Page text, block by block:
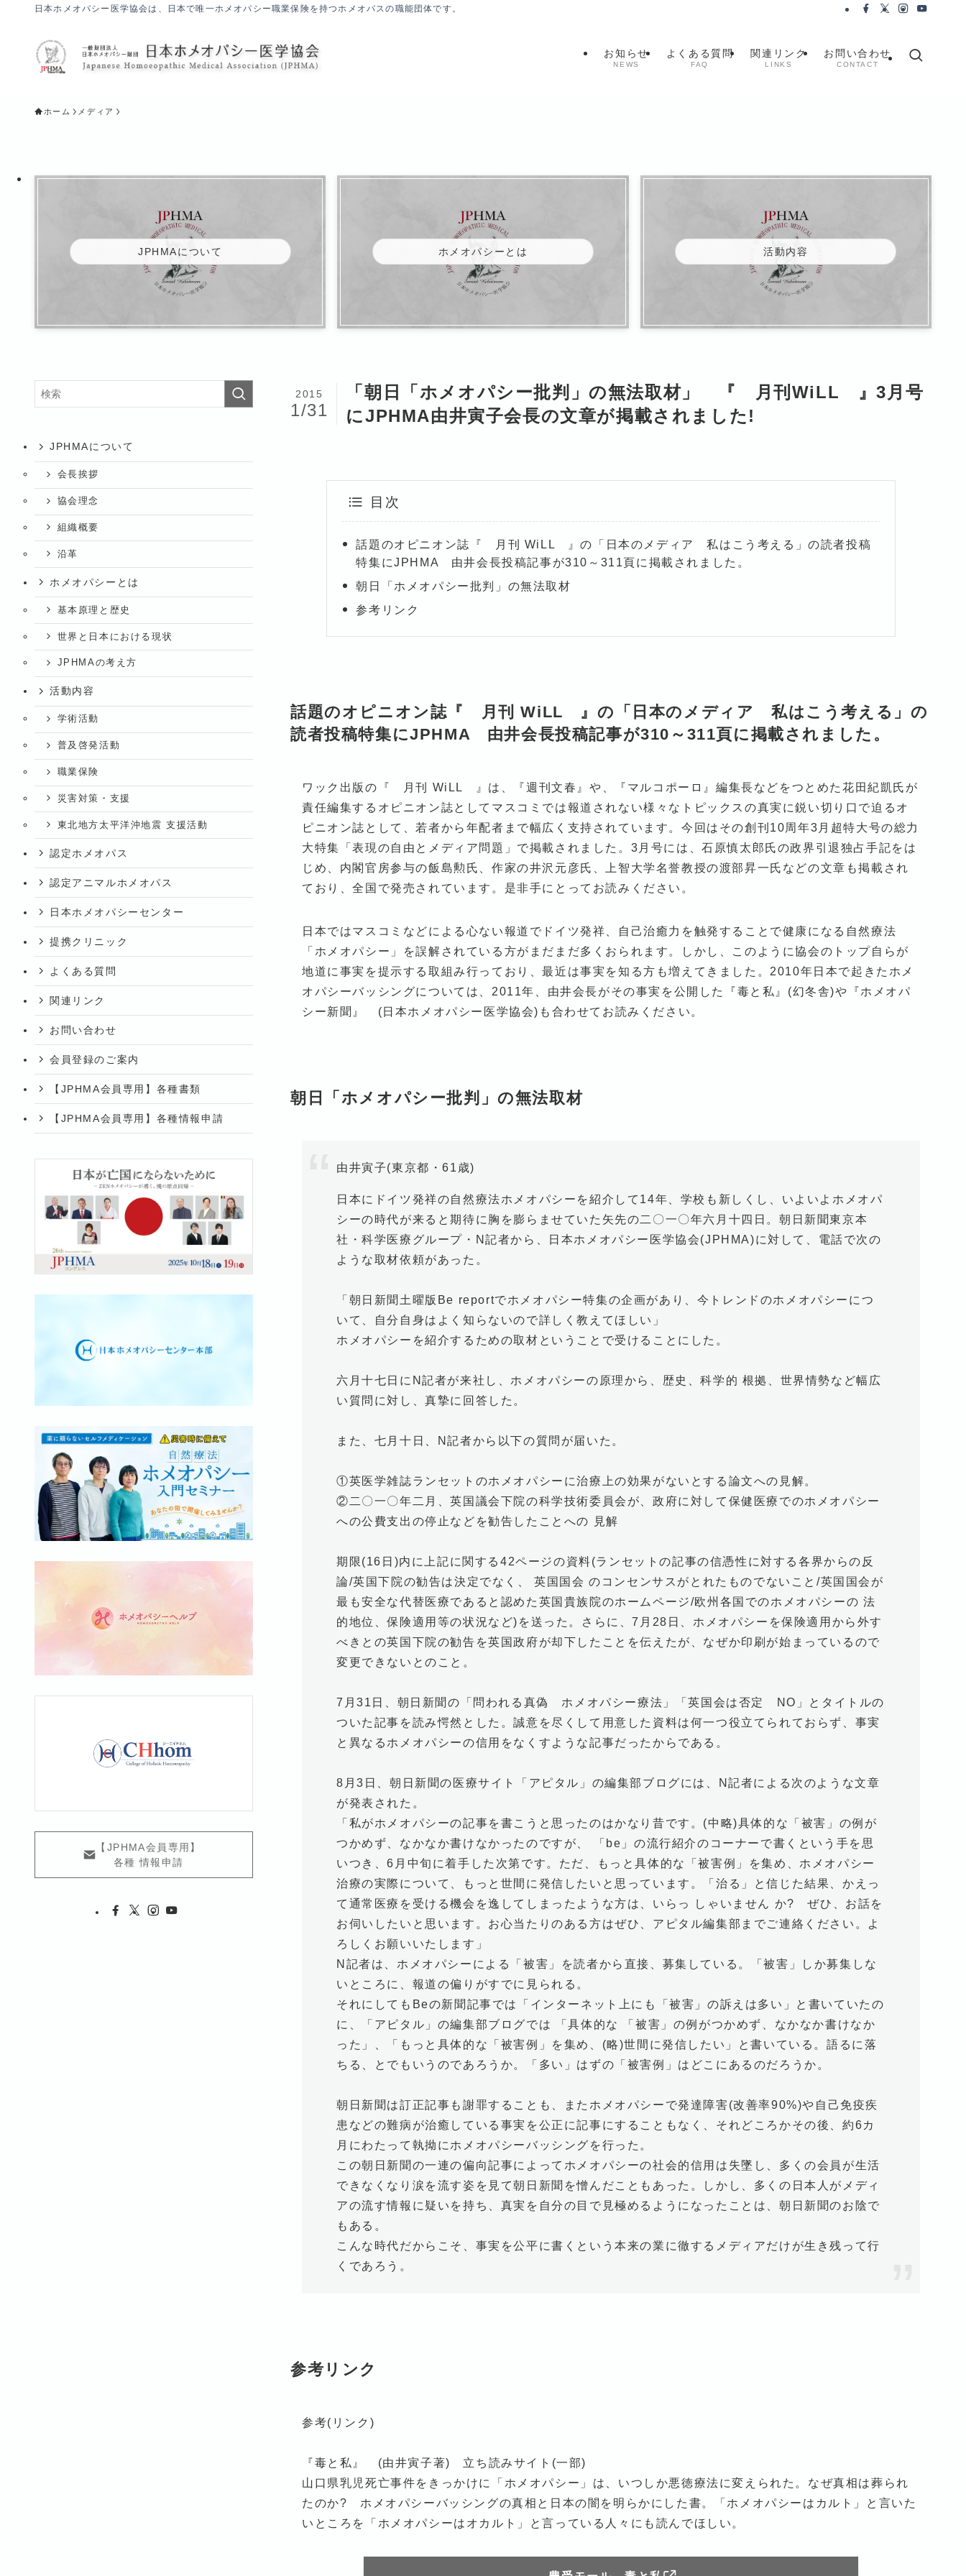
日本ホメオパシー医学協会は、日本で唯一ホメオパシー職業保険を持つホメオパスの職能団体です。
お知らせ
NEWS
よくある質問
FAQ
関連リンク
LINKS
お問い合わせ
CONTACT
ホーム メディア
JPHMAについて ホメオパシーとは 活動内容
「朝日「ホメオパシー批判」の無法取材」 『 月刊WiLL 』3月号
にJPHMA由井寅子会長の文章が掲載されました!
2015
1/31
目次
話題のオピニオン誌『 月刊 WiLL 』の「日本のメディア 私はこう考える」の読者投稿
特集にJPHMA 由井会長投稿記事が310～311頁に掲載されました。
朝日「ホメオパシー批判」の無法取材
参考リンク
話題のオピニオン誌『 月刊 WiLL 』の「日本のメディア 私はこう考える」の
読者投稿特集にJPHMA 由井会長投稿記事が310～311頁に掲載されました。
ワック出版の『 月刊 WiLL 』は、『週刊文春』や、『マルコポーロ』編集長などをつとめた花田紀凱氏が
責任編集するオピニオン誌としてマスコミでは報道されない様々なトピックスの真実に鋭い切り口で迫るオ
ピニオン誌として、若者から年配者まで幅広く支持されています。今回はその創刊10周年3月超特大号の総力
大特集「表現の自由とメディア問題」で掲載されました。3月号には、石原慎太郎氏の政界引退独占手記をは
じめ、内閣官房参与の飯島勲氏、作家の井沢元彦氏、上智大学名誉教授の渡部昇一氏などの文章も掲載され
ており、全国で発売されています。是非手にとってお読みください。
日本ではマスコミなどによる心ない報道でドイツ発祥、自己治癒力を触発することで健康になる自然療法
「ホメオパシー」を誤解されている方がまだまだ多くおられます。しかし、このように協会のトップ自らが
地道に事実を提示する取組み行っており、最近は事実を知る方も増えてきました。2010年日本で起きたホメ
オパシーバッシングについては、2011年、由井会長がその事実を公開した『毒と私』(幻冬舎)や『ホメオパ
シー新聞』 (日本ホメオパシー医学協会)も合わせてお読みください。
朝日「ホメオパシー批判」の無法取材
由井寅子(東京都・61歳)
日本にドイツ発祥の自然療法ホメオパシーを紹介して14年、学校も新しくし、いよいよホメオパ
シーの時代が来ると期待に胸を膨らませていた矢先の二〇一〇年六月十四日。朝日新聞東京本
社・科学医療グループ・N記者から、日本ホメオパシー医学協会(JPHMA)に対して、電話で次の
ような取材依頼があった。
「朝日新聞土曜版Be reportでホメオパシー特集の企画があり、今トレンドのホメオパシーにつ
いて、自分自身はよく知らないので詳しく教えてほしい」
ホメオパシーを紹介するための取材ということで受けることにした。
六月十七日にN記者が来社し、ホメオパシーの原理から、歴史、科学的 根拠、世界情勢など幅広
い質問に対し、真摯に回答した。
また、七月十日、N記者から以下の質問が届いた。
①英医学雑誌ランセットのホメオパシーに治療上の効果がないとする論文への見解。
②二〇一〇年二月、英国議会下院の科学技術委員会が、政府に対して保健医療でのホメオパシー
への公費支出の停止などを勧告したことへの 見解
期限(16日)内に上記に関する42ページの資料(ランセットの記事の信憑性に対する各界からの反
論/英国下院の勧告は決定でなく、 英国国会 のコンセンサスがとれたものでないこと/英国国会が
最も安全な代替医療であると認めた英国貴族院のホームページ/欧州各国でのホメオパシーの 法
的地位、保険適用等の状況など)を送った。さらに、7月28日、ホメオパシーを保険適用から外す
べきとの英国下院の勧告を英国政府が却下したことを伝えたが、なぜか印刷が始まっているので
変更できないとのこと。
7月31日、朝日新聞の「問われる真偽 ホメオパシー療法」「英国会は否定 NO」とタイトルの
ついた記事を読み愕然とした。誠意を尽くして用意した資料は何一つ役立てられておらず、事実
と異なるホメオパシーの信用をなくすような記事だったからである。
8月3日、朝日新聞の医療サイト「アピタル」の編集部ブログには、N記者による次のような文章
が発表された。
「私がホメオパシーの記事を書こうと思ったのはかなり昔です。(中略)具体的な「被害」の例が
つかめず、なかなか書けなかったのですが、 「be」の流行紹介のコーナーで書くという手を思
いつき、6月中旬に着手した次第です。ただ、もっと具体的な「被害例」を集め、ホメオパシー
治療の実際について、もっと世間に発信したいと思っています。「治る」と信じた結果、かえっ
て通常医療を受ける機会を逸してしまったような方は、いらっ しゃいません か? ぜひ、お話を
お伺いしたいと思います。お心当たりのある方はぜひ、アピタル編集部までご連絡ください。よ
ろしくお願いいたします」
N記者は、ホメオパシーによる「被害」を読者から直接、募集している。「被害」しか募集しな
いところに、報道の偏りがすでに見られる。
それにしてもBeの新聞記事では「インターネット上にも「被害」の訴えは多い」と書いていたの
に、「アピタル」の編集部ブログでは 「具体的な 「被害」の例がつかめず、なかなか書けなか
った」、「もっと具体的な「被害例」を集め、(略)世間に発信したい」と書いている。語るに落
ちる、とでもいうのであろうか。「多い」はずの「被害例」はどこにあるのだろうか。
朝日新聞は訂正記事も謝罪することも、またホメオパシーで発達障害(改善率90%)や自己免疫疾
患などの難病が治癒している事実を公正に記事にすることもなく、それどころかその後、約6カ
月にわたって執拗にホメオパシーバッシングを行った。
この朝日新聞の一連の偏向記事によってホメオパシーの社会的信用は失墜し、多くの会員が生活
できなくなり涙を流す姿を見て朝日新聞を憎んだこともあった。しかし、多くの日本人がメディ
アの流す情報に疑いを持ち、真実を自分の目で見極めるようになったことは、朝日新聞のお陰で
もある。
こんな時代だからこそ、事実を公平に書くという本来の業に徹するメディアだけが生き残って行
くであろう。
参考リンク
参考(リンク)
『毒と私』 (由井寅子著) 立ち読みサイト(一部)
山口県乳児死亡事件をきっかけに「ホメオパシー」は、いつしか悪徳療法に変えられた。なぜ真相は葬られ
たのか? ホメオパシーバッシングの真相と日本の闇を明らかにした書。「ホメオパシーはカルト」と言いた
いところを「ホメオパシーはオカルト」と言っている人々にも読んでほしい。
JPHMAについて
会長挨拶
協会理念
組織概要
沿革
ホメオパシーとは
基本原理と歴史
世界と日本における現状
JPHMAの考え方
活動内容
学術活動
普及啓発活動
職業保険
災害対策・支援
東北地方太平洋沖地震 支援活動
認定ホメオパス
認定アニマルホメオパス
日本ホメオパシーセンター
提携クリニック
よくある質問
関連リンク
お問い合わせ
会員登録のご案内
【JPHMA会員専用】各種書類
【JPHMA会員専用】各種情報申請
【JPHMA会員専用】
各種 情報申請